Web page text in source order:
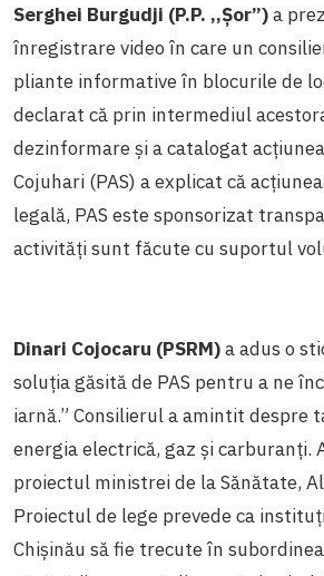
Serghei Burgudji (P.P. ,,Șor”)a
înregistrare video în care un
pliante informative în blocurile de
declarat că prin intermediul
dezinformare și a catalogat
Cojuhari (PAS) a explicat că
legală, PAS este sponsorizat
activități sunt făcute cu suportul
Dinari Cojocaru (PSRM)a adus o
soluția găsită de PAS pentru a ne
iarnă.” Consilierul a amintit despre
energia electrică, gaz și carburanți.
proiectul ministrei de la Sănătate,
Proiectul de lege prevede ca
Chișinău să fie trecute în